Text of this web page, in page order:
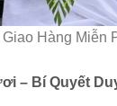
Hàng Miễn
– Bí Quyết